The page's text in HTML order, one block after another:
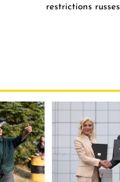
restrictions russes